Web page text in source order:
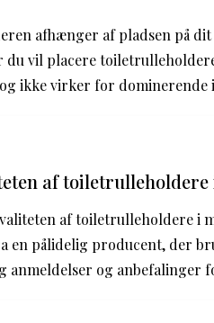
afhænger af pladsen på
du vil placere
ikke virker for dominerende
af toiletrulleholdere
af toiletrulleholdere i
pålidelig producent, der
anmeldelser og anbefalinger